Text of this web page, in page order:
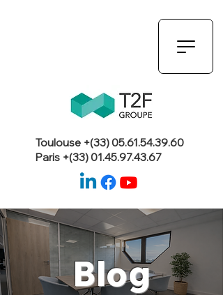
Toulouse +(33)05.61.54.39.60
Paris +(33)01.45.97.43.67
Blog